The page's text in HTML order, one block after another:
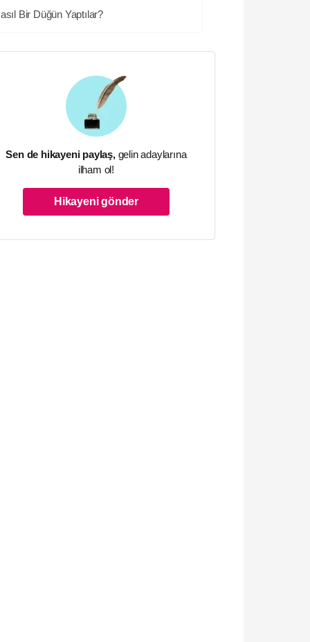
Bir Düğün Yaptılar?
Sen de hikayeni paylaş,gelin adaylarına
ilham ol!
Hikayeni gönder